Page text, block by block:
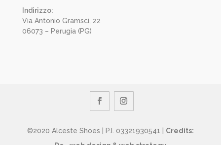
Indirizzo:
Via Antonio Gramsci, 22
06073 – Perugia (PG)
©2020 Alceste Shoes | P.I. 03321930541 | Credits: